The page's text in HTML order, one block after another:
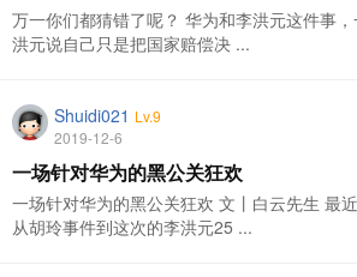
万一你们都猜错了呢？ 华为和李洪元这件事
洪元说自己只是把国家赔偿决 ...
Shuidi021 Lv.9
2019-12-6
一场针对华为的黑公关狂欢
一场针对华为的黑公关狂欢 文丨白云先生 最
从胡玲事件到这次的李洪元25 ...